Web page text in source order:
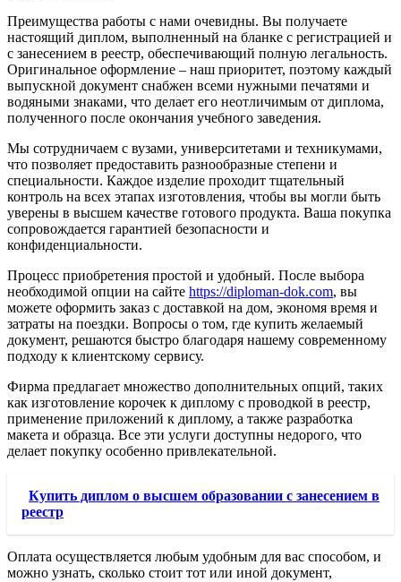
Преимущества работы с нами очевидны. Вы получаете
настоящий диплом, выполненный на бланке с регистрацией и
с занесением в реестр, обеспечивающий полную легальность.
Оригинальное оформление – наш приоритет, поэтому каждый
выпускной документ снабжен всеми нужными печатями и
водяными знаками, что делает его неотличимым от диплома,
полученного после окончания учебного заведения.
Мы сотрудничаем с вузами, университетами и техникумами,
что позволяет предоставить разнообразные степени и
специальности. Каждое изделие проходит тщательный
контроль на всех этапах изготовления, чтобы вы могли быть
уверены в высшем качестве готового продукта. Ваша покупка
сопровождается гарантией безопасности и
конфиденциальности.
Процесс приобретения простой и удобный. После выбора
необходимой опции на сайте https://diploman-dok.com, вы
можете оформить заказ с доставкой на дом, экономя время и
затраты на поездки. Вопросы о том, где купить желаемый
документ, решаются быстро благодаря нашему современному
подходу к клиентскому сервису.
Фирма предлагает множество дополнительных опций, таких
как изготовление корочек к диплому с проводкой в реестр,
применение приложений к диплому, а также разработка
макета и образца. Все эти услуги доступны недорого, что
делает покупку особенно привлекательной.
Купить диплом о высшем образовании с занесением в
реестр
Оплата осуществляется любым удобным для вас способом, и
можно узнать, сколько стоит тот или иной документ,